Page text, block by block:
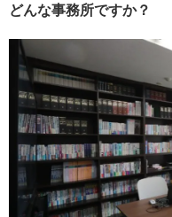
どんな事務所ですか？